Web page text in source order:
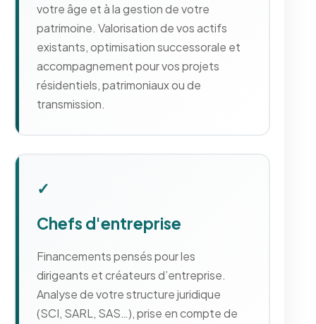
votre âge et à la gestion de votre
patrimoine. Valorisation de vos actifs
existants, optimisation successorale et
accompagnement pour vos projets
résidentiels, patrimoniaux ou de
transmission.
✓
Chefs d'entreprise
Financements pensés pour les
dirigeants et créateurs d’entreprise.
Analyse de votre structure juridique
(SCI, SARL, SAS…), prise en compte de